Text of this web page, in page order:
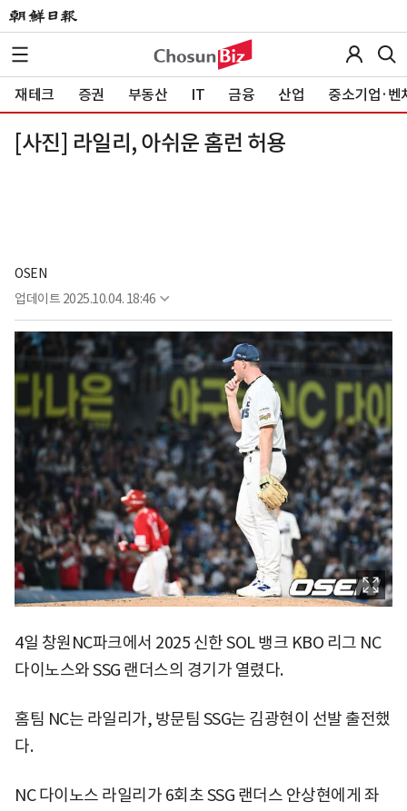
재테크 증권 부동산 IT 금융 산업 중소기업·벤
[사진] 라일리, 아쉬운 홈런 허용
OSEN
업데이트 2025.10.04. 18:46
4일 창원NC파크에서 2025 신한 SOL 뱅크 KBO 리그 NC
다이노스와 SSG 랜더스의 경기가 열렸다.
홈팀 NC는 라일리가, 방문팀 SSG는 김광현이 선발 출전했
다.
NC 다이노스 라일리가 6회초 SSG 랜더스 안상현에게 좌